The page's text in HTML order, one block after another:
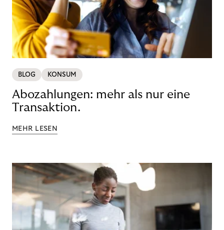
BLOG KONSUM
Abozahlungen: mehr als nur eine
Transaktion.
MEHR LESEN